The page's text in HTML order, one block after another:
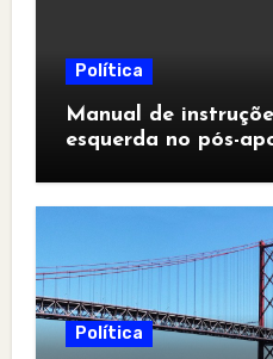
Política
Manual de
esquerda no pós-
Política